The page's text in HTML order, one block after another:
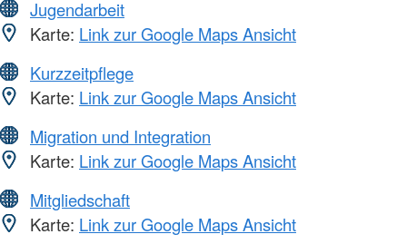
Jugendarbeit
Karte: Link zur Google Maps Ansicht
Kurzzeitpflege
Karte: Link zur Google Maps Ansicht
Migration und Integration
Karte: Link zur Google Maps Ansicht
Mitgliedschaft
Karte: Link zur Google Maps Ansicht